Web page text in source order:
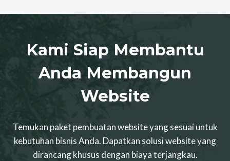
Kami Siap Membantu
Anda Membangun
Website
Temukan paket pembuatan website yang sesuai untuk
kebutuhan bisnis Anda. Dapatkan solusi website yang
dirancang khusus dengan biaya terjangkau.